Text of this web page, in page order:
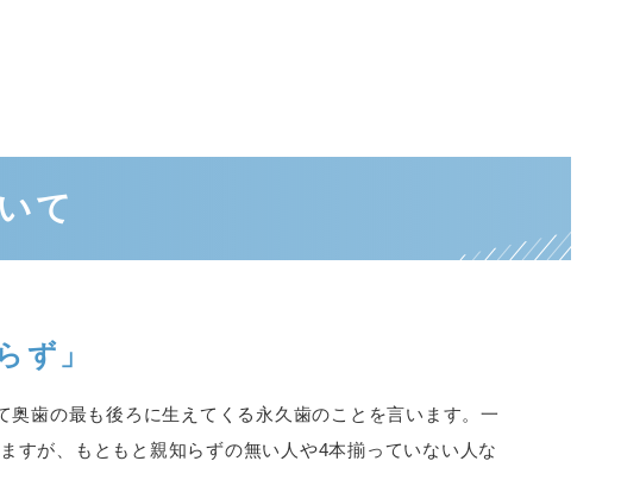
て
ず」
歯の最も後ろに生えてくる永久歯のことを言います。一
すが、もともと親知らずの無い人や4本揃っていない人な